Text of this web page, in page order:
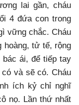
lai gần, cháu
4 đứa con trong
vững chắc. Cháu
hoàng, tử tế, rộng
ái, để tiếp tay
và sẽ có. Cháu
ích kỷ chỉ nghĩ
nọ. Lần thứ nhất